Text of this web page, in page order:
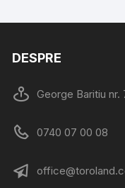
DESPRE
George Baritiu nr.
0740 07 00 08